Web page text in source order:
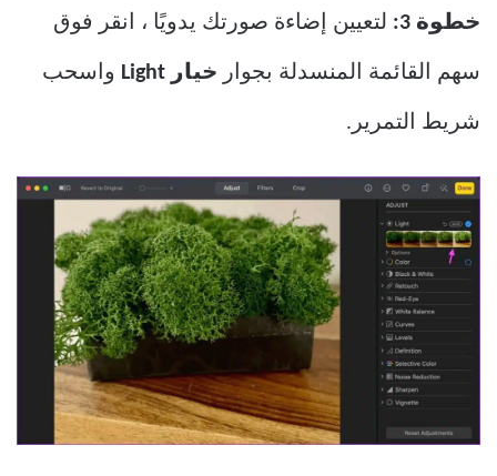
خطوة 3: لتعيين إضاءة صورتك يدويًا ، انقر فوق
سهم القائمة المنسدلة بجوار خيار Light واسحب
شريط التمرير.